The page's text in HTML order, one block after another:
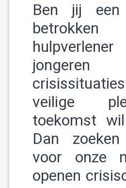
Ben jij een
betrokken
veilige
toekomst
Dan
voor onze
openen